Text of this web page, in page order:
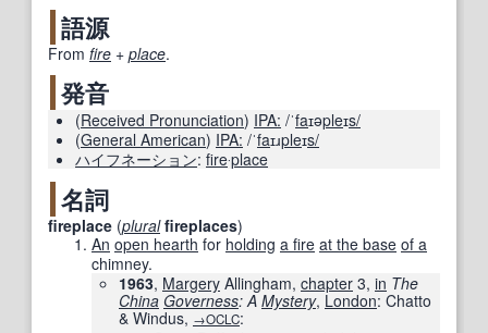
語源
From fire +‎ place.
発音
(Received Pronunciation) IPA: /ˈfaɪəpleɪs/
(General American) IPA: /ˈfaɪɹpleɪs/
ハイフネーション: fire‧place
名詞
fireplace (plural fireplaces)
An open hearth for holding a fire at the base of a
chimney.
1963, Margery Allingham, chapter 3, in The
China Governess: A Mystery, London: Chatto
& Windus, →OCLC: